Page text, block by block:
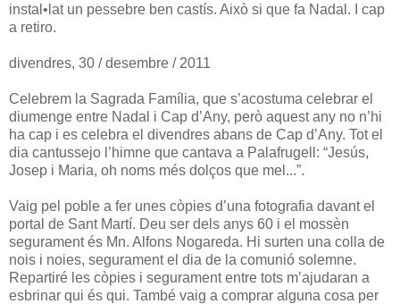
instal•lat un pessebre ben castís. Això si que fa Nadal. I cap
a retiro.
divendres, 30 / desembre / 2011
Celebrem la Sagrada Família, que s’acostuma celebrar el
diumenge entre Nadal i Cap d’Any, però aquest any no n’hi
ha cap i es celebra el divendres abans de Cap d’Any. Tot el
dia cantussejo l’himne que cantava a Palafrugell: “Jesús,
Josep i Maria, oh noms més dolços que mel...”.
Vaig pel poble a fer unes còpies d’una fotografia davant el
portal de Sant Martí. Deu ser dels anys 60 i el mossèn
segurament és Mn. Alfons Nogareda. Hi surten una colla de
nois i noies, segurament el dia de la comunió solemne.
Repartiré les còpies i segurament entre tots m’ajudaran a
esbrinar qui és qui. També vaig a comprar alguna cosa per